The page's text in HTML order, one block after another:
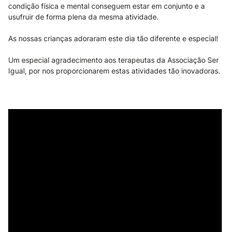
condição física e mental conseguem estar em conjunto e a
usufruir de forma plena da mesma atividade.
As nossas crianças adoraram este dia tão diferente e especial!
Um especial agradecimento aos terapeutas da Associação Ser
Igual, por nos proporcionarem estas atividades tão inovadoras.